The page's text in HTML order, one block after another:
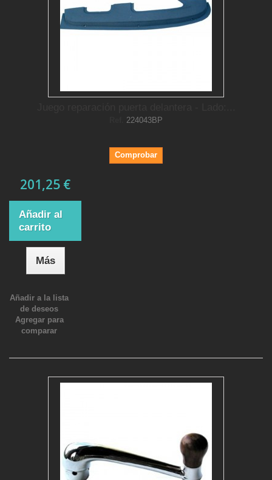
224043BP
Comprobar
201,25 €
Añadir al
carrito
Más
Añadir a la lista
de deseos
Agregar para
comparar